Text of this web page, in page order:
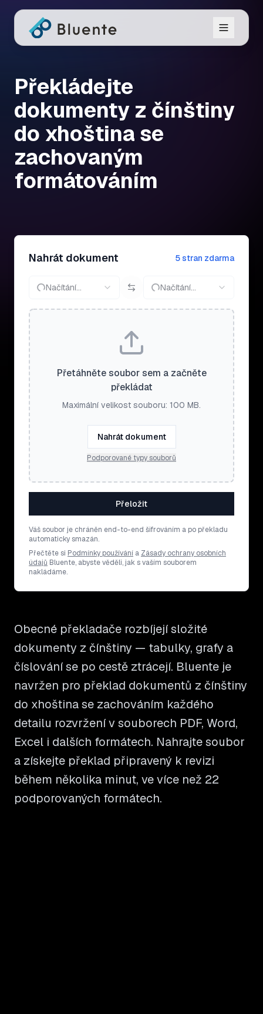
Překládejte
dokumenty z čínštiny
do xhoština se
zachovaným
formátováním
Nahrát dokument 5 stran zdarma
Načítání… Načítání…
Přetáhněte soubor sem a začněte
překládat
Maximální velikost souboru: 100 MB.
Nahrát dokument
Podporované typy souborů
Přeložit
Váš soubor je chráněn end-to-end šifrováním a po překladu
automaticky smazán.
Přečtěte si Podmínky používání a Zásady ochrany osobních
údajů Bluente, abyste věděli, jak s vaším souborem
nakládáme.
Obecné překladače rozbíjejí složité
dokumenty z čínštiny — tabulky, grafy a
číslování se po cestě ztrácejí. Bluente je
navržen pro překlad dokumentů z čínštiny
do xhoština se zachováním každého
detailu rozvržení v souborech PDF, Word,
Excel i dalších formátech. Nahrajte soubor
a získejte překlad připravený k revizi
během několika minut, ve více než 22
podporovaných formátech.